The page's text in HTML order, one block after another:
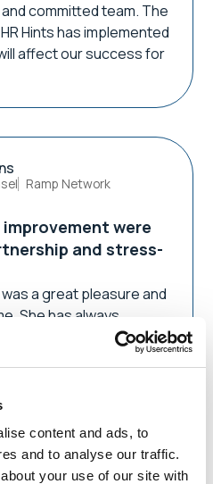
content and ads, to
and to analyse our traffic.
your use of our site with
committed team. The
Hints has implemented
affect our success for
Ramp Network
were
and stress-
a great pleasure and
She has always
tasks wisely,
with ease and a dose of
her to successfully
for common